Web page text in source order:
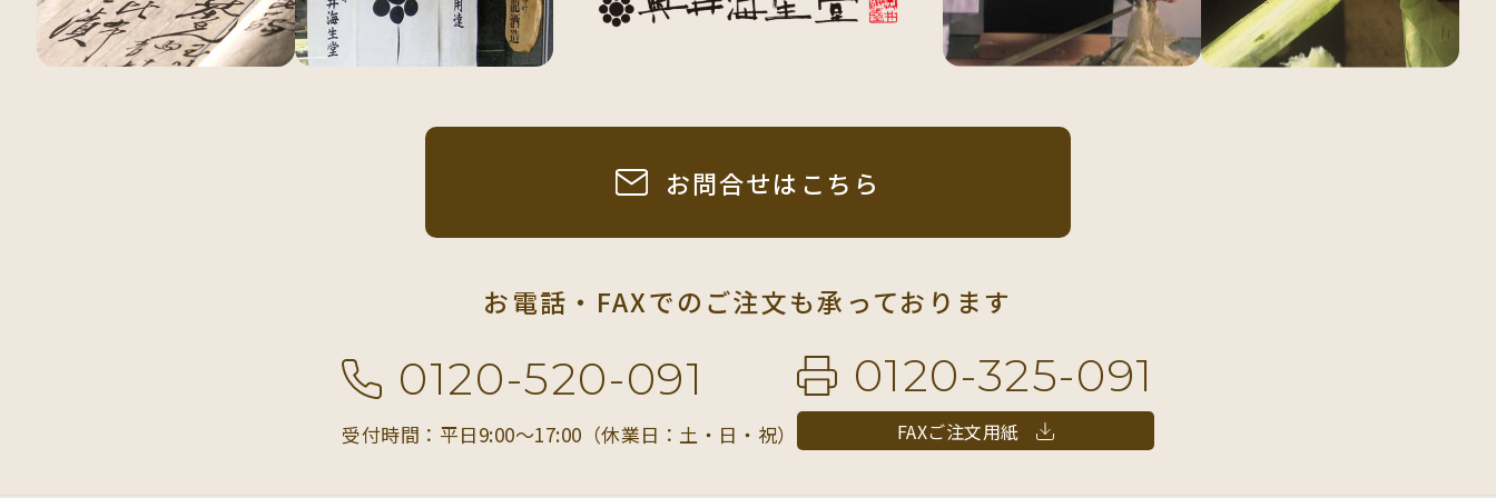
お問合せはこちら
お電話・FAXでの ご注文も承っております
0120-520-091
受付時間：平日9:00〜17:00（休業日：土・日・祝）
0120-325-091
FAXご注文用紙